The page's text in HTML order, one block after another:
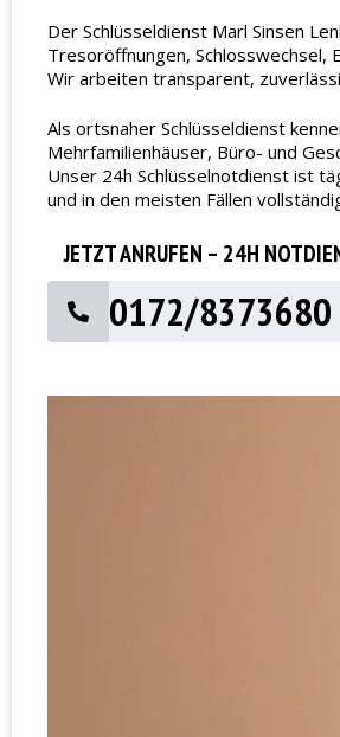
Der Schlüsseldienst Marl Sinsen
Tresoröffnungen, Schlosswechsel,
Wir arbeiten transparent,
Als ortsnaher Schlüsseldienst
Mehrfamilienhäuser, Büro- und
Unser 24h Schlüsselnotdienst ist
und in den meisten Fällen
JETZT ANRUFEN – 24H
0172/8373680